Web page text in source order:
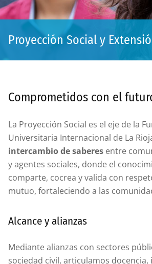
Proyección Social y
Comprometidos con el
La Proyección Social es el eje de la
Universitaria Internacional de La
intercambio de saberes entre
y agentes sociales, donde el
comparte, cocrea y valida con
mutuo, fortaleciendo a las
Alcance y alianzas
Mediante alianzas con sectores
sociedad civil, articulamos docencia,